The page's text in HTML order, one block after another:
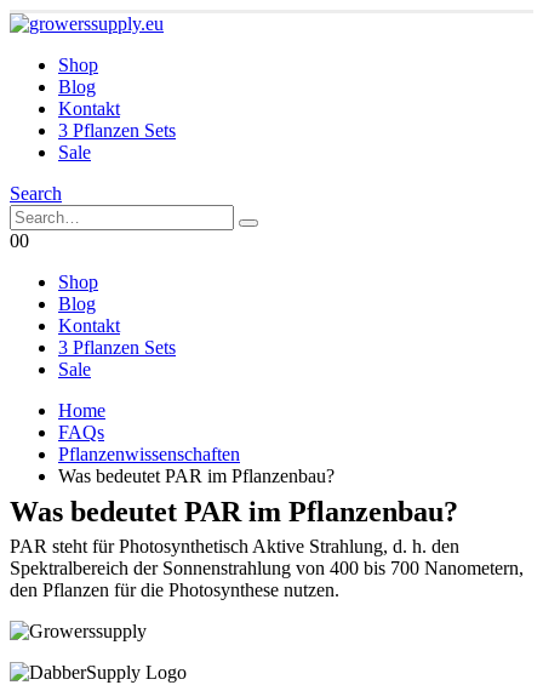
Shop
Blog
Kontakt
3 Pflanzen Sets
Sale
Search
00
Shop
Blog
Kontakt
3 Pflanzen Sets
Sale
Home
FAQs
Pflanzenwissenschaften
Was bedeutet PAR im Pflanzenbau?
Was bedeutet PAR im Pflanzenbau?
PAR steht für Photosynthetisch Aktive Strahlung, d. h. den
Spektralbereich der Sonnenstrahlung von 400 bis 700 Nanometern,
den Pflanzen für die Photosynthese nutzen.